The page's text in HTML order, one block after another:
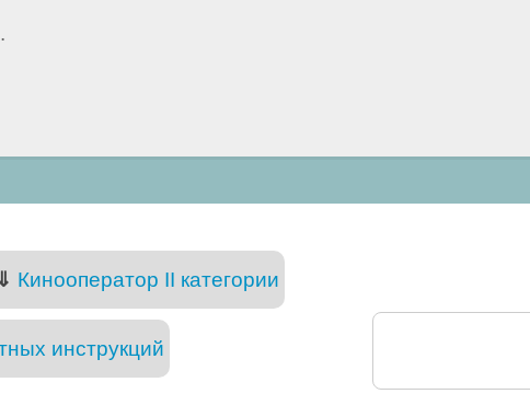
⇓ Кинооператор II категории
инструкций